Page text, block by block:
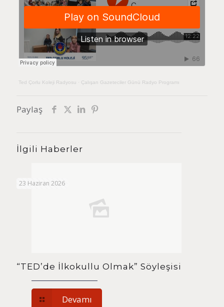
Ted Çorlu Koleji Radyosu · Çalışan Gazeteciler Günü Radyo Programı
Paylaş
İlgili Haberler
23 Haziran 2026
“TED’de İlkokullu Olmak” Söyleşisi
Devamı